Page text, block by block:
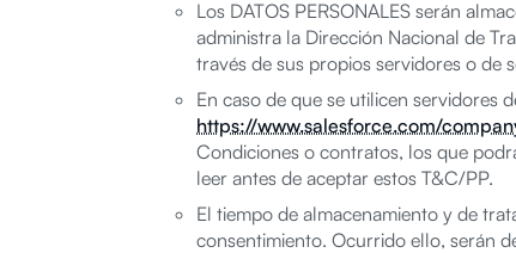
Los DATOS PERSONALES serán
administra la Dirección Nacional de
través de sus propios servidores o de
En caso de que se utilicen servidores
https://www.salesforce.com/
Condiciones o contratos, los que
leer antes de aceptar estos T&C/PP.
El tiempo de almacenamiento y de
consentimiento. Ocurrido ello, serán